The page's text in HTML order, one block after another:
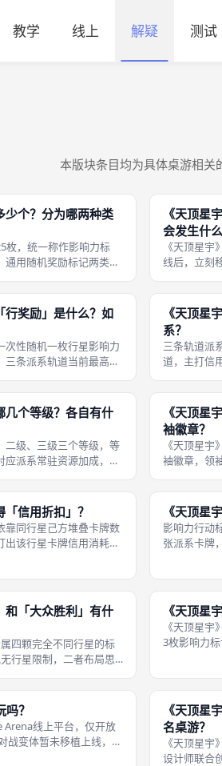
教学 线上 解疑 测试
本版块条目均为具体桌游相关
少个？分为哪两种类
枚，统一称作影响力标
用随机奖励标记两类，
套收纳与流通规则：所有
《天顶星
会发生什么
《天顶星
线后，立刻
重置该行星
结算流程
行奖励」是什么？如
次性随机一枚行星影响力
条派系轨道当前最高层
心渠道。行奖励完整触发
，
《天顶星
系？
三条轨道派
道，主打信
点信用；适
低出牌成本
几个等级？各自有什
二级、三级三个等级，等
派系常驻资源加成，徽
。三级徽章完整效果对照
《天顶星
袖徽章？
《天顶星
袖徽章，领
中唯一不参
核心战略
信用折扣」？
靠同行星己方堆叠卡牌数
该行星卡牌信用消耗减
常
《天顶星
影响力行动
张派系卡牌
卡牌，本次
和「大众胜利」有什
四颗完全不同行星的标
行星限制，二者布局思
对局中玩家可灵活切换路
可
《天顶星
《天顶星
3枚影响力
归属判定，
？
Arena线上平台，仅开放
战变体暂未移植上线，线
《天顶星
名桌游？
《天顶星
设计师联合